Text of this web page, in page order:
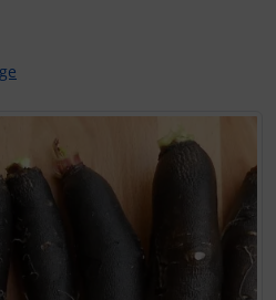
exitiert, können Sie die